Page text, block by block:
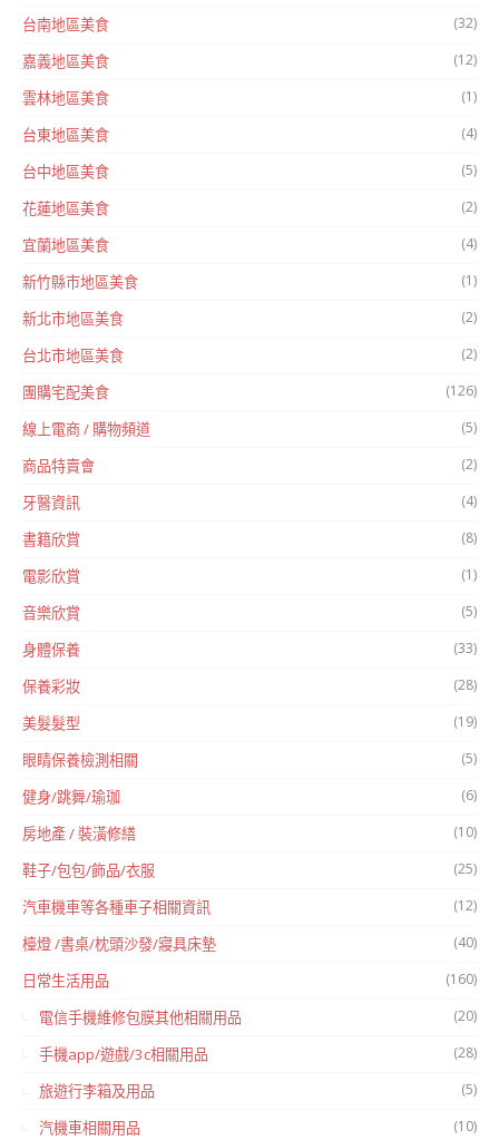
台南地區美食 (32)
嘉義地區美食 (12)
雲林地區美食 (1)
台東地區美食 (4)
台中地區美食 (5)
花蓮地區美食 (2)
宜蘭地區美食 (4)
新竹縣市地區美食 (1)
新北市地區美食 (2)
台北市地區美食 (2)
團購宅配美食 (126)
線上電商 / 購物頻道 (5)
商品特賣會 (2)
牙醫資訊 (4)
書籍欣賞 (8)
電影欣賞 (1)
音樂欣賞 (5)
身體保養 (33)
保養彩妝 (28)
美髮髮型 (19)
眼睛保養檢測相關 (5)
健身/跳舞/瑜珈 (6)
房地產 / 裝潢修繕 (10)
鞋子/包包/飾品/衣服 (25)
汽車機車等各種車子相關資訊 (12)
檯燈 /書桌/枕頭沙發/寢具床墊 (40)
日常生活用品 (160)
電信手機維修包膜其他相關用品 (20)
手機app/遊戲/3c相關用品 (28)
旅遊行李箱及用品 (5)
汽機車相關用品 (10)